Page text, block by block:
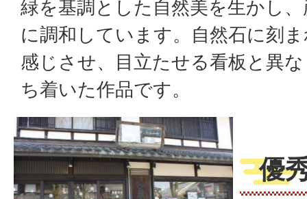
緑を基調とした自然美を生かし
に調和しています。自然石に刻
感じさせ、目立たせる看板と異
ち着いた作品です。
優